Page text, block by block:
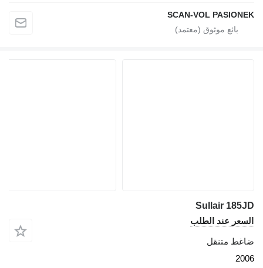
SCAN-VOL
Sullair
عند الطلب
متنقل